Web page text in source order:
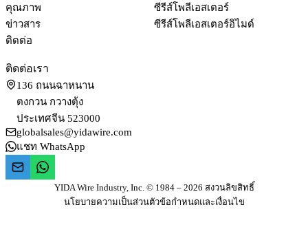
คุณภาพ
ข่าวสาร
ติดต่อ
ซีรีส์โพลีเอสเตอร์
ซีรีส์โพลีเอสเตอร์อิไมด์
ติดต่อเรา
136 ถนนฉาหนาน
ตงกวน กวางตุ้ง
ประเทศจีน 523000
globalsales@yidawire.com
แชท WhatsApp
YIDA Wire Industry, Inc. © 1984 – 2026 สงวนลิขสิทธิ์
นโยบายความเป็นส่วนตัวข้อกำหนดและเงื่อนไข